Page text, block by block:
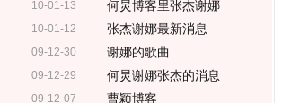
10-01-13
10-01-12
09-12-30
09-12-29
09-12-07
何炅博客里张杰谢娜
张杰谢娜最新消息
谢娜的歌曲
何炅谢娜张杰的消息
曹颖博客